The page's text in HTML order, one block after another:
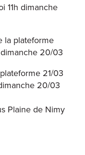
11h dimanche
la plateforme
dimanche 20/03
21/03
20/03
Plaine de Nimy